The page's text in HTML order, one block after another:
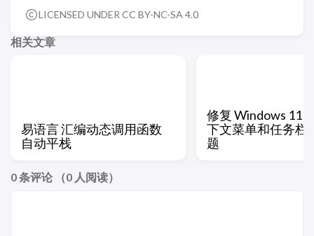
LICENSED UNDER CC BY-NC-SA 4.0
相关文章
易语言 汇编动态调用函数
自动平栈
修复 Windows 11
下文菜单和任务栏
题
0条评论 （0 人阅读）